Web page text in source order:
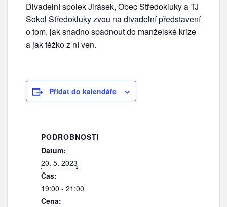
Divadelní spolek Jirásek, Obec Středokluky a TJ
Sokol Středokluky zvou na divadelní představení
o tom, jak snadno spadnout do manželské krize
a jak těžko z ní ven.
Přidat do kalendáře
PODROBNOSTI
Datum:
20. 5. 2023
Čas:
19:00 - 21:00
Cena: